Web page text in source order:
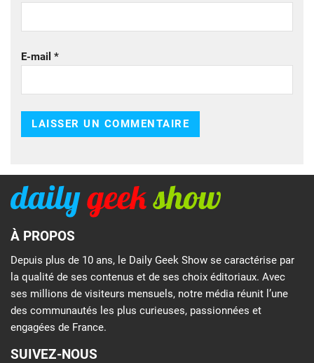
E-mail *
À PROPOS
Depuis plus de 10 ans, le Daily Geek Show se caractérise par
la qualité de ses contenus et de ses choix éditoriaux. Avec
ses millions de visiteurs mensuels, notre média réunit l’une
des communautés les plus curieuses, passionnées et
engagées de France.
SUIVEZ-NOUS